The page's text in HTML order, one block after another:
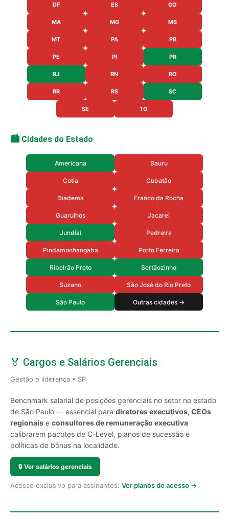
DF ES GO
MA MG MS
MT PA PB
PE PI PR
RJ RN RO
RR RS SC
SE TO
🏙️ Cidades do Estado
Americana Bauru
Cotia Cubatão
Diadema Franco da Rocha
Guarulhos Jacareí
Jundiaí Pedreira
Pindamonhangaba Porto Ferreira
Ribeirão Preto Sertãozinho
Suzano São José do Rio Preto
São Paulo Outras cidades →
🏅 Cargos e Salários Gerenciais
Gestão e liderança • SP
Benchmark salarial de posições gerenciais no setor no estado
de São Paulo — essencial para diretores executivos, CEOs
regionais e consultores de remuneração executiva
calibrarem pacotes de C-Level, planos de sucessão e
políticas de bônus na localidade.
🔒 Ver salários gerenciais
Acesso exclusivo para assinantes. Ver planos de acesso →